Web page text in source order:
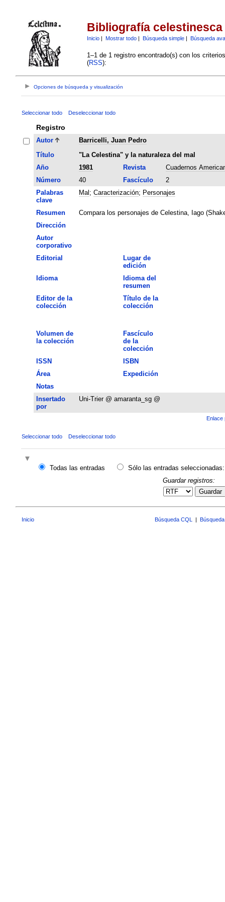
Bibliografía celestinesca
Inicio| Mostrar todo| Búsqueda simple| Búsqueda
1–1 de 1 registro encontrado(s) con los
(RSS):
Opciones de búsqueda y visualización
Seleccionar todo Deseleccionar todo
Registro
Autor
Barricelli, Juan Pedro
Título
"La Celestina" y la naturaleza del mal
Año
1981 Revista
Cuadernos
Número
40 Fascículo
2
Palabras
clave
Mal ; Caracterización; Personajes
Resumen
Compara los personajes de Celestina, Iago
Dirección
Autor
corporativo
Editorial
Lugar de
edición
Idioma
Idioma del
resumen
Editor de la
colección
Título de la
colección
Volumen de
la colección
Fascículo
de la
colección
ISSN
ISBN
Área
Expedición
Notas
Insertado
por
Uni-Trier @ amaranta_sg @
Enlace
Seleccionar todo Deseleccionar todo
Todas las entradas
Sólo las entradas seleccionadas:
Guardar registros:
Guardar
Inicio Búsqueda CQL